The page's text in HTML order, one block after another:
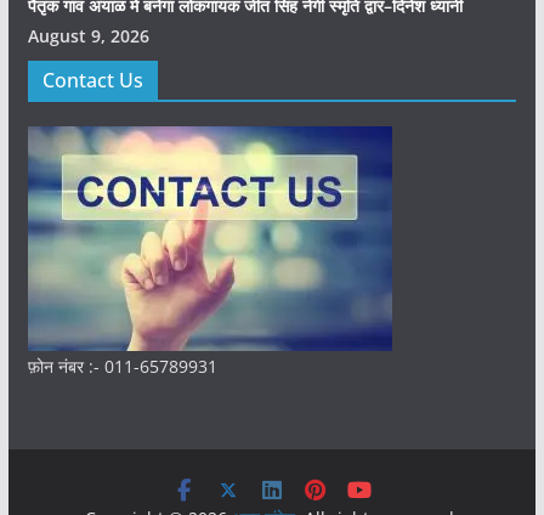
पैतृक गांव अयाळ में बनेगा लोकगायक जीत सिंह नेगी स्मृति द्वार–दिनेश ध्यानी
August 9, 2026
Contact Us
फ़ोन नंबर :- 011-65789931